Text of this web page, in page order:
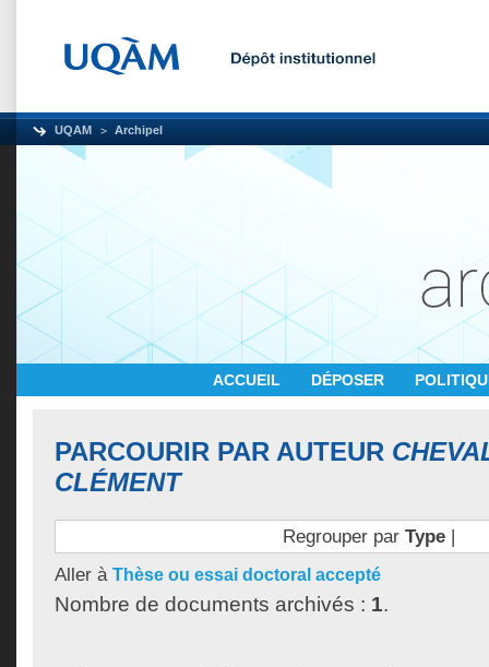
UQAM Archipel
ACCUEIL DÉPOSER
PARCOURIR PAR AUTEUR
CLÉMENT
Regrouper par Type|
Aller à Thèse ou essai doctoral accepté
Nombre de documents archivés : 1.